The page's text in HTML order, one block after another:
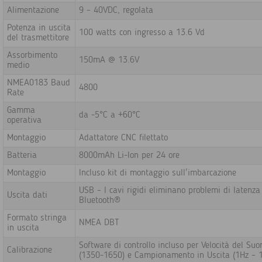
Alimentazione
9 – 40VDC, regolata
Potenza in uscita
del trasmettitore
100 watts con ingresso a 13.6 Vd
Assorbimento
medio
150mA @ 13.6V
NMEA0183 Baud
Rate
4800
Gamma
operativa
da -5°C a +60°C
Montaggio
Adattatore CNC filettato
Batteria
8000mAh Li-Ion per 24 ore
Montaggio
Incluso kit di montaggio sull'imbarcazione
Uscita dati
USB – I cavi rigidi eliminano problemi di
Bluetooth®
Formato stringa
in uscita
NMEA DBT
Calibrazione
Software di controllo incluso per Velocità del
(1350-1650) e Campionamento in Uscita (1Hz –